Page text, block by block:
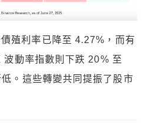
殖利率已降至 4.27%，而有
波動率指數則下跌 20% 至
。這些轉變共同提振了股市